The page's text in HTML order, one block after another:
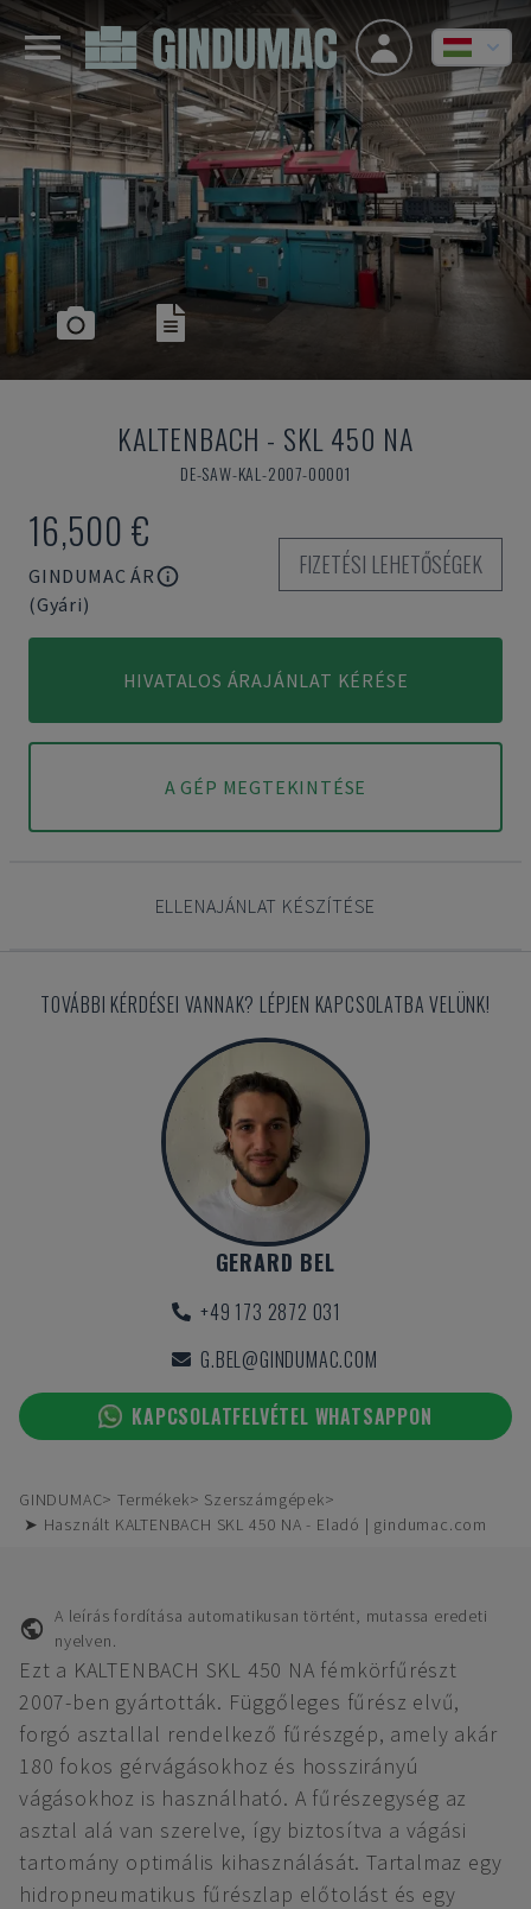
KALTENBACH - SKL 450 NA
DE-SAW-KAL-2007-00001
16,500 €
GINDUMAC ÁR
(Gyári)
FIZETÉSI LEHETŐSÉGEK
HIVATALOS ÁRAJÁNLAT KÉRÉSE
A GÉP MEGTEKINTÉSE
ELLENAJÁNLAT KÉSZÍTÉSE
TOVÁBBI KÉRDÉSEI VANNAK? LÉPJEN KAPCSOLATBA VELÜNK!
GERARD BEL
+49 173 2872 031
G.BEL@GINDUMAC.COM
KAPCSOLATFELVÉTEL WHATSAPPON
GINDUMAC Termékek
Szerszámgépek
➤ Használt KALTENBACH SKL 450 NA - Eladó | gindumac.com
A leírás fordítása automatikusan történt, mutassa eredeti
nyelven.
Ezt a KALTENBACH SKL 450 NA fémkörfűrészt
2007-ben gyártották. Függőleges fűrész elvű,
forgó asztallal rendelkező fűrészgép, amely akár
180 fokos gérvágásokhoz és hosszirányú
vágásokhoz is használható. A fűrészegység az
asztal alá van szerelve, így biztosítva a vágási
tartomány optimális kihasználását. Tartalmaz egy
hidropneumatikus fűrészlap előtolást és egy